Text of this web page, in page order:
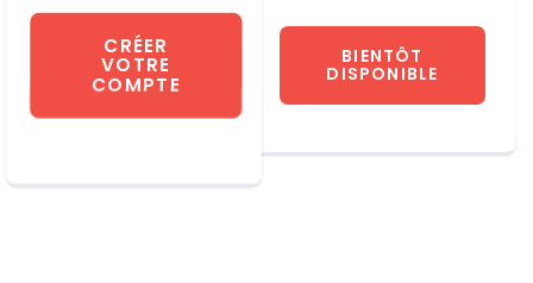
CRÉER
VOTRE
COMPTE
BIENTÔT
DISPONIBLE